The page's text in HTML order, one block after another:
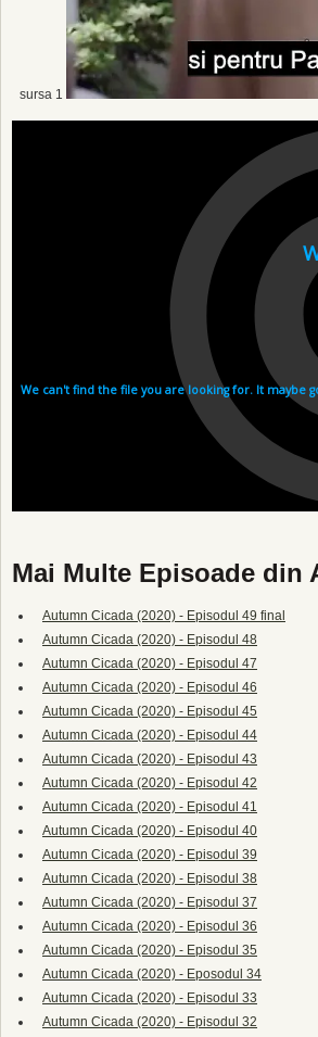
sursa 1
Mai Multe Episoade din
Autumn Cicada (2020) - Episodul 49 final
Autumn Cicada (2020) - Episodul 48
Autumn Cicada (2020) - Episodul 47
Autumn Cicada (2020) - Episodul 46
Autumn Cicada (2020) - Episodul 45
Autumn Cicada (2020) - Episodul 44
Autumn Cicada (2020) - Episodul 43
Autumn Cicada (2020) - Episodul 42
Autumn Cicada (2020) - Episodul 41
Autumn Cicada (2020) - Episodul 40
Autumn Cicada (2020) - Episodul 39
Autumn Cicada (2020) - Episodul 38
Autumn Cicada (2020) - Episodul 37
Autumn Cicada (2020) - Episodul 36
Autumn Cicada (2020) - Episodul 35
Autumn Cicada (2020) - Eposodul 34
Autumn Cicada (2020) - Episodul 33
Autumn Cicada (2020) - Episodul 32